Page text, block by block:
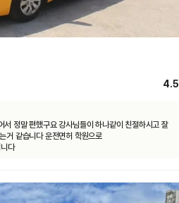
4.5
서 정말 편했구요 강사님들이 하나같이 친절하시고 잘
거 같습니다 운전면허 학원으로
다